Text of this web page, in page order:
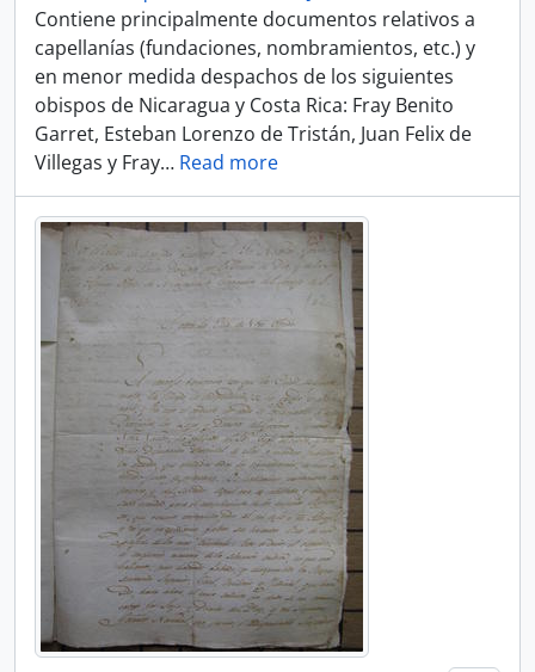
Contiene principalmente documentos relativos a
capellanías (fundaciones, nombramientos, etc.) y
en menor medida despachos de los siguientes
obispos de Nicaragua y Costa Rica: Fray Benito
Garret, Esteban Lorenzo de Tristán, Juan Felix de
Villegas y Fray… Read more